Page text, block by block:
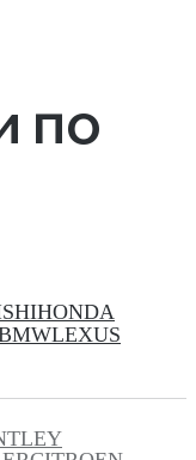
по
HONDA
LEXUS